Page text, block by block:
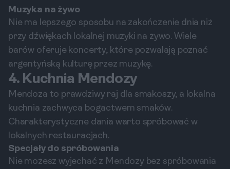
Muzyka na żywo
Nie ma lepszego sposobu na zakończenie dnia niż
przy dźwiękach lokalnej muzyki na żywo. Wiele
barów oferuje koncerty, które pozwalają poznać
argentyńską kulturę przez muzykę.
4. Kuchnia Mendozy
Mendoza to prawdziwy raj dla smakoszy, a lokalna
kuchnia zachwyca bogactwem smaków.
Charakterystyczne dania warto spróbować w
lokalnych restauracjach.
Specjały do spróbowania
Nie możesz wyjechać z Mendozy bez spróbowania